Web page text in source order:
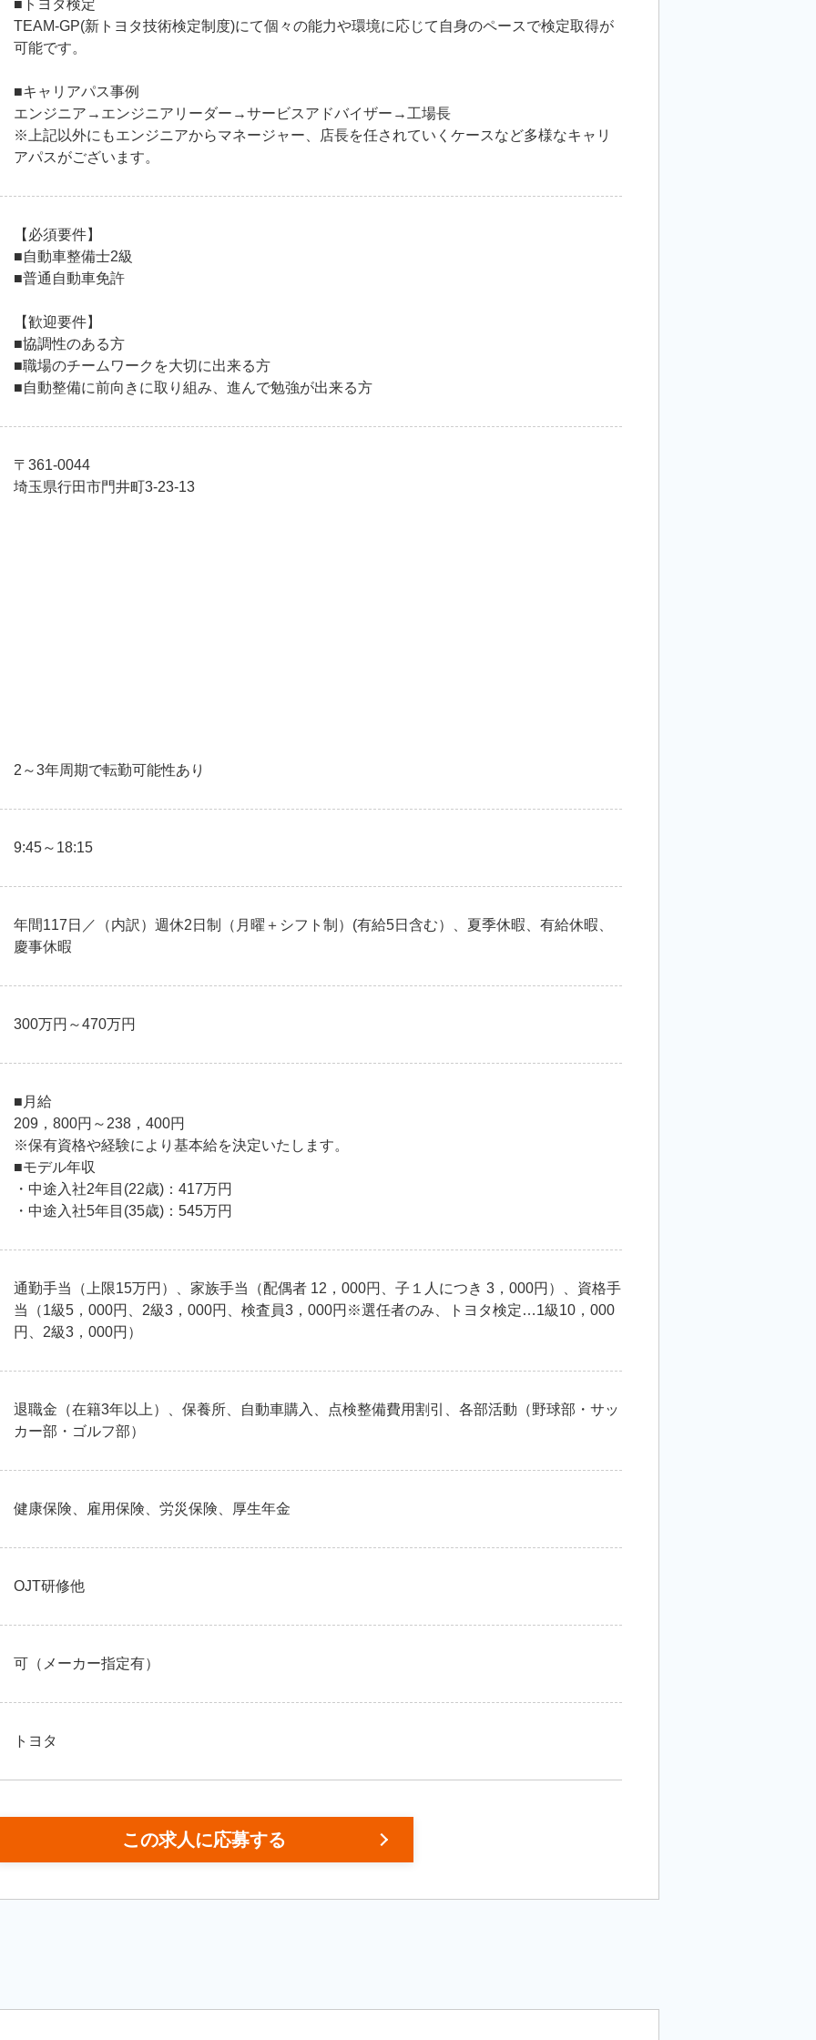
■トヨタ検定
TEAM-GP(新トヨタ技術検定制度)にて個々の能力や環境に応じて自身のペースで検定取得が
可能です。
■キャリアパス事例
エンジニア→エンジニアリーダー→サービスアドバイザー→工場長
※上記以外にもエンジニアからマネージャー、店長を任されていくケースなど多様なキャリ
アパスがございます。
【必須要件】
■自動車整備士2級
■普通自動車免許
【歓迎要件】
■協調性のある方
■職場のチームワークを大切に出来る方
■自動整備に前向きに取り組み、進んで勉強が出来る方
〒361-0044
埼玉県行田市門井町3-23-13
2～3年周期で転勤可能性あり
9:45～18:15
年間117日／（内訳）週休2日制（月曜＋シフト制）(有給5日含む）、夏季休暇、有給休暇、
慶事休暇
300万円～470万円
■月給
209，800円～238，400円
※保有資格や経験により基本給を決定いたします。
■モデル年収
・中途入社2年目(22歳)：417万円
・中途入社5年目(35歳)：545万円
通勤手当（上限15万円）、家族手当（配偶者 12，000円、子１人につき 3，000円）、資格手
当（1級5，000円、2級3，000円、検査員3，000円※選任者のみ、トヨタ検定…1級10，000
円、2級3，000円）
退職金（在籍3年以上）、保養所、自動車購入、点検整備費用割引、各部活動（野球部・サッ
カー部・ゴルフ部）
健康保険、雇用保険、労災保険、厚生年金
OJT研修他
可（メーカー指定有）
トヨタ
この求人に応募する